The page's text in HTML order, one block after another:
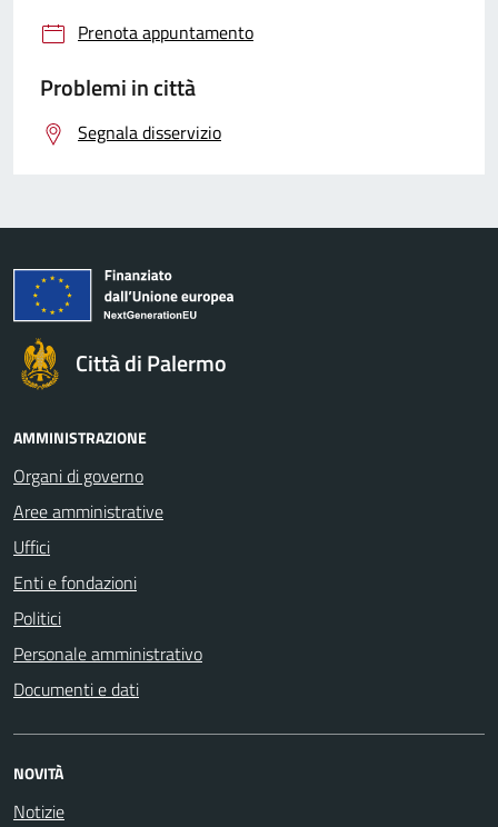
Prenota appuntamento
Problemi in città
Segnala disservizio
Città di Palermo
AMMINISTRAZIONE
Organi di governo
Aree amministrative
Uffici
Enti e fondazioni
Politici
Personale amministrativo
Documenti e dati
NOVITÀ
Notizie